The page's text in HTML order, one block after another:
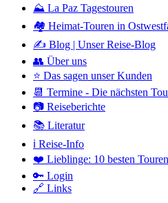
⛰️ La Paz Tagestouren
🏘️ Heimat-Touren in
✍️ Blog | Unser Reise-Blog
👥 Über uns
⭐ Das sagen unser Kunden
📆 Termine - Die nächsten
📷 Reiseberichte
📚 Literatur
ℹ️ Reise-Info
❤️ Lieblinge: 10 besten Touren
🔑 Login
🔗 Links